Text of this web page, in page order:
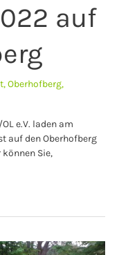
auf
,Oberhofberg,
e.V. laden am
auf den Oberhofberg
können Sie,